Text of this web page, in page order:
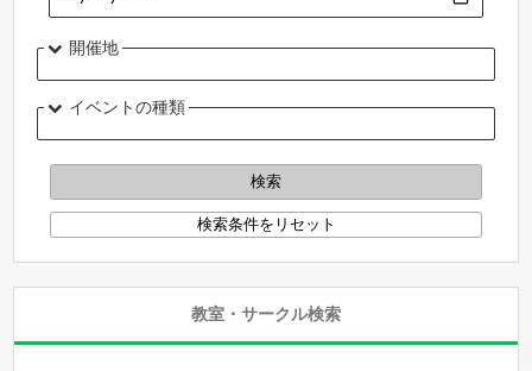
開催地
イベントの種類
教室・サークル検索